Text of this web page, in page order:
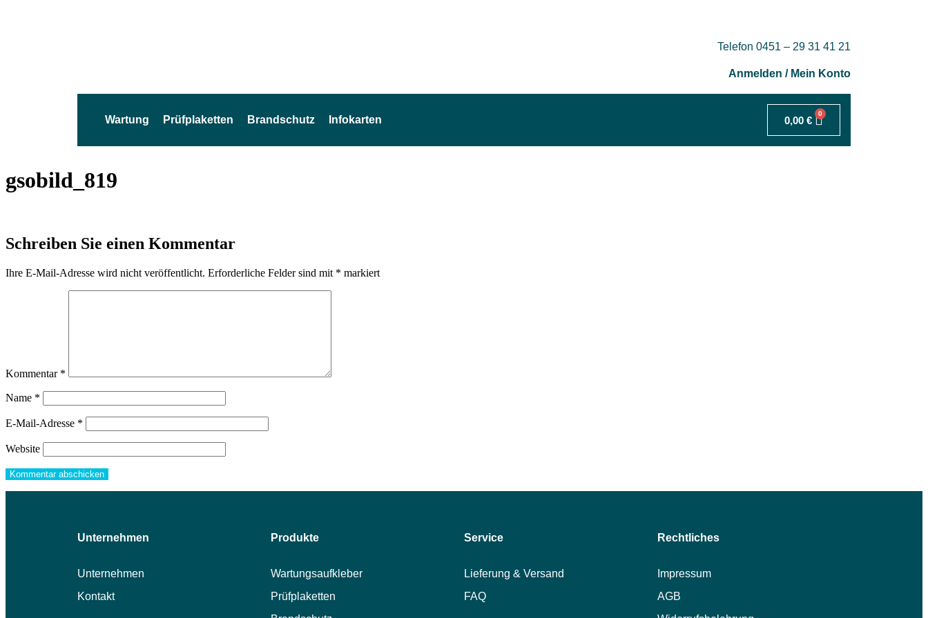
Telefon 0451 – 29 31 41 21
Anmelden / Mein Konto
Wartung Prüfplaketten Brandschutz Infokarten 0,00 €
0
gsobild_819
Schreiben Sie einen Kommentar
Ihre E-Mail-Adresse wird nicht veröffentlicht. Erforderliche Felder sind mit * markiert
Kommentar *
Name *
E-Mail-Adresse *
Website
Unternehmen
Unternehmen
Kontakt
Produkte
Wartungsaufkleber
Prüfplaketten
Service
Lieferung & Versand
FAQ
Rechtliches
Impressum
AGB